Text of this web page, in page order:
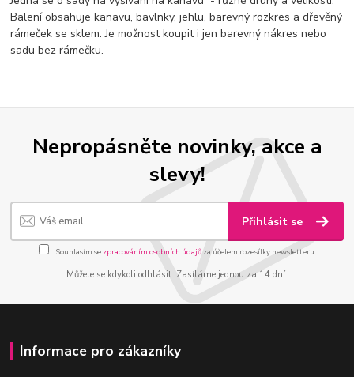
Balení obsahuje kanavu, bavlnky, jehlu, barevný rozkres a dřevěný
rámeček se sklem. Je možnost koupit i jen barevný nákres nebo
sadu bez rámečku.
Nepropásněte novinky, akce a
slevy!
Přihlásit se
Souhlasím se zpracováním osobních údajůza účelem rozesílky newsletteru.
Můžete se kdykoli odhlásit. Zasíláme jednou za 14 dní.
Informace pro zákazníky